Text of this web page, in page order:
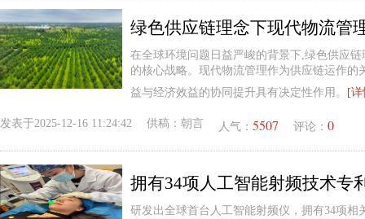
绿色供应链理念下现代物流管
在全球环境问题日益严峻的背景下,绿色供应
的核心战略。现代物流管理作为供应链运作
益与经济效益的协同提升具有决定性作用。
[
发表于2025-12-16 11:24:42 供稿： 朝言 人气： 5507 评论： 0
研发出全球首台人工智能射频仪，拥有34项